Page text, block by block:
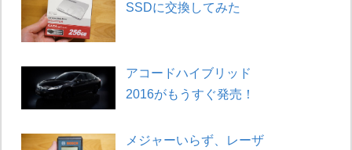
SSDに交換してみた
アコードハイブリッド
2016がもうすぐ発売！
メジャーいらず、レーザ